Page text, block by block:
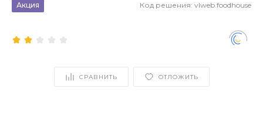
Акция Код решения: vlweb.foodhouse
СРАВНИТЬ ОТЛОЖИТЬ